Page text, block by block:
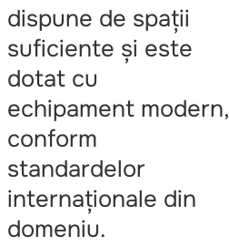
dispune de spații
suficiente și este
dotat cu
echipament modern,
conform
standardelor
internaționale din
domeniu.